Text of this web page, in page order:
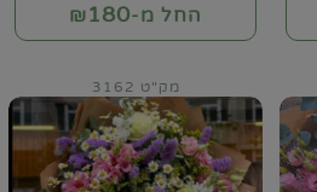
החל מ-₪180
מק"ט 3162